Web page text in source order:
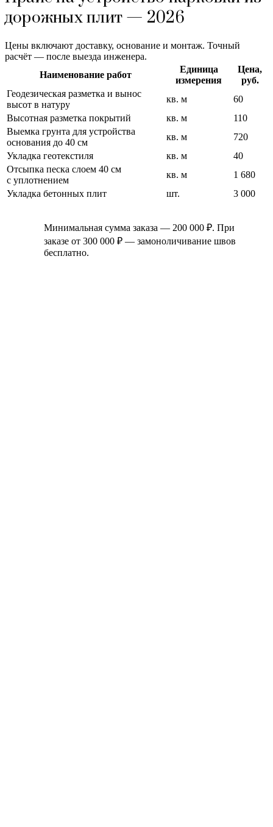
дорожных плит — 2026
Цены включают доставку, основание и монтаж. Точный
расчёт — после выезда инженера.
Наименование работ
Единица
измерения
Цена,
руб.
Геодезическая разметка и вынос
высот в натуру
кв. м
60
Высотная разметка покрытий
кв. м
110
Выемка грунта для устройства
основания до 40 см
кв. м
720
Укладка геотекстиля
кв. м
40
Отсыпка песка слоем 40 см
с уплотнением
кв. м
1 680
Укладка бетонных плит
шт. 3 000
Минимальная сумма заказа — 200 000 ₽. При
заказе от 300 000 ₽ — замоноличивание швов
бесплатно.